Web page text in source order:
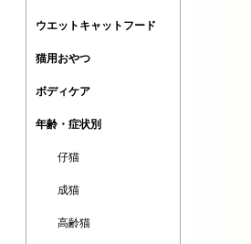
ウエットキャットフード
猫用おやつ
ボディケア
年齢・症状別
仔猫
成猫
高齢猫